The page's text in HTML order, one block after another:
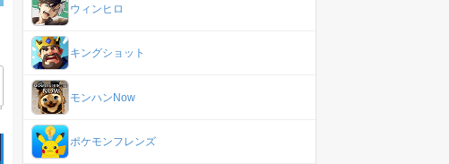
ウィンヒロ
キングショット
モンハンNow
ポケモンフレンズ